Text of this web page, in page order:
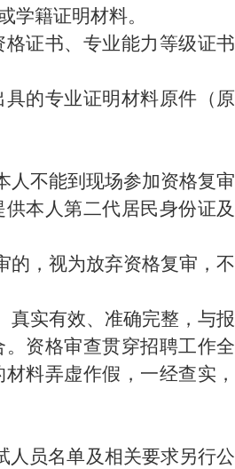
学籍证明材料。
证书、专业能力等级证书
的专业证明材料原件（原
人不能到现场参加资格复审
本人第二代居民身份证及
的，视为放弃资格复审，不
真实有效、准确完整，与报
资格审查贯穿招聘工作全
料弄虚作假，一经查实，
人员名单及相关要求另行公